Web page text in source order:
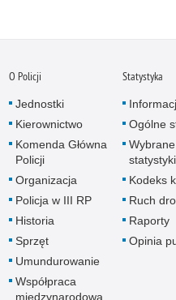
O Policji
Jednostki
Kierownictwo
Komenda Główna
Policji
Organizacja
Policja w III RP
Historia
Sprzęt
Umundurowanie
Współpraca
międzynarodowa
Statystyka
Ogólne
Wybrane
statystyki
Kodeks
Ruch
Raporty
Opinia